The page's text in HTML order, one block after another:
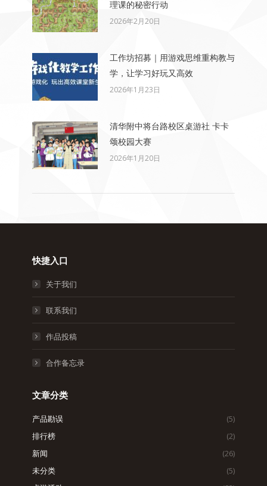
理课的秘密行动
2026年2月20日
工作坊招募｜用游戏思维重构教与
学，让学习好玩又高效
2026年1月23日
清华附中将台路校区桌游社 卡卡
颂校园大赛
2026年1月20日
快捷入口
关于我们
联系我们
作品投稿
合作备忘录
文章分类
产品勘误
(5)
排行榜
(2)
新闻
(26)
未分类
(5)